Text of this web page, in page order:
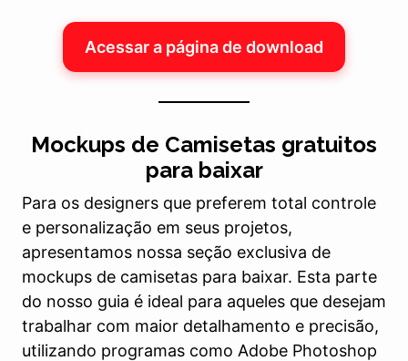
Acessar a página de download
Mockups de Camisetas gratuitos
para baixar
Para os designers que preferem total controle
e personalização em seus projetos,
apresentamos nossa seção exclusiva de
mockups de camisetas para baixar. Esta parte
do nosso guia é ideal para aqueles que desejam
trabalhar com maior detalhamento e precisão,
utilizando programas como Adobe Photoshop